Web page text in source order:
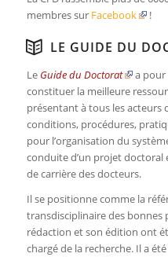
membres sur Facebook !
LE GUIDE DU
Le Guide du Doctorat
a pour
constituer la meilleure
présentant à tous les acteurs
conditions, procédures,
pour l’organisation du
conduite d’un projet doctoral
de carrière des docteurs.
Il se positionne comme la
transdisciplinaire des bonnes
rédaction et son édition ont
chargé de la recherche. Il a